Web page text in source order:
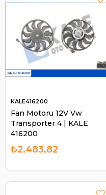
Fan Motoru 12V Vw
Transporter 4 | KALE
416200
KALE416200
₺2.483,82